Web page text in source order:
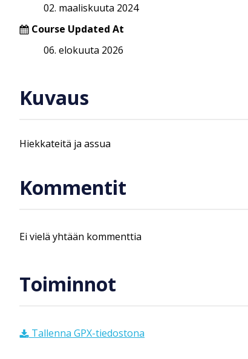
02. maaliskuuta 2024
Course Updated At
06. elokuuta 2026
Kuvaus
Hiekkateitä ja assua
Kommentit
Ei vielä yhtään kommenttia
Toiminnot
Tallenna GPX-tiedostona